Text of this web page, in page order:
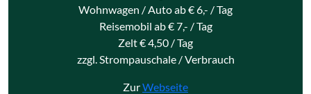
Wohnwagen / Auto ab € 6,- / Tag
Reisemobil ab € 7,- / Tag
Zelt € 4,50 / Tag
zzgl. Strompauschale / Verbrauch
ZurWebseite